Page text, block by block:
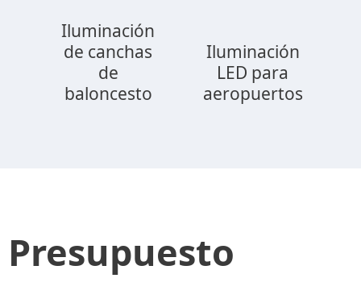
Iluminación
de canchas
de
baloncesto
Iluminación
LED para
aeropuertos
Presupuesto